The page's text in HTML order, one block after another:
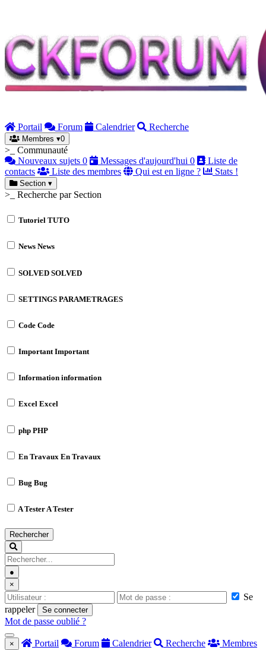
Portail Forum Calendrier Recherche
Membres ▾0
>_ Communauté
Nouveaux sujets 0 Messages d'aujourd'hui 0
Liste de
contacts
Liste des membres Qui est en ligne ? Stats !
Section ▾
>_ Recherche par Section
Tutoriel TUTO
News News
SOLVED SOLVED
SETTINGS PARAMETRAGES
Code Code
ImportantImportant
Information information
Excel Excel
php PHP
En Travaux En Travaux
Bug Bug
A TesterA Tester
Rechercher
●
×
Se
rappeler
Se connecter
Mot de passe oublié ?
× Portail Forum Calendrier Recherche
Membres